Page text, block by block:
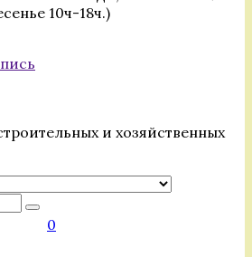
10ч-18ч.)
и хозяйственных
0